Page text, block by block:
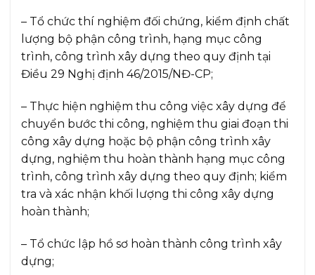
– Tổ chức thí nghiệm đối chứng, kiểm định chất
lượng bộ phận công trình, hạng mục công
trình, công trình xây dựng theo quy định tại
Điều 29 Nghị định 46/2015/NĐ-CP;
– Thực hiện nghiệm thu công việc xây dựng để
chuyển bước thi công, nghiệm thu giai đoạn thi
công xây dựng hoặc bộ phận công trình xây
dựng, nghiệm thu hoàn thành hạng mục công
trình, công trình xây dựng theo quy định; kiểm
tra và xác nhận khối lượng thi công xây dựng
hoàn thành;
– Tổ chức lập hồ sơ hoàn thành công trình xây
dựng;